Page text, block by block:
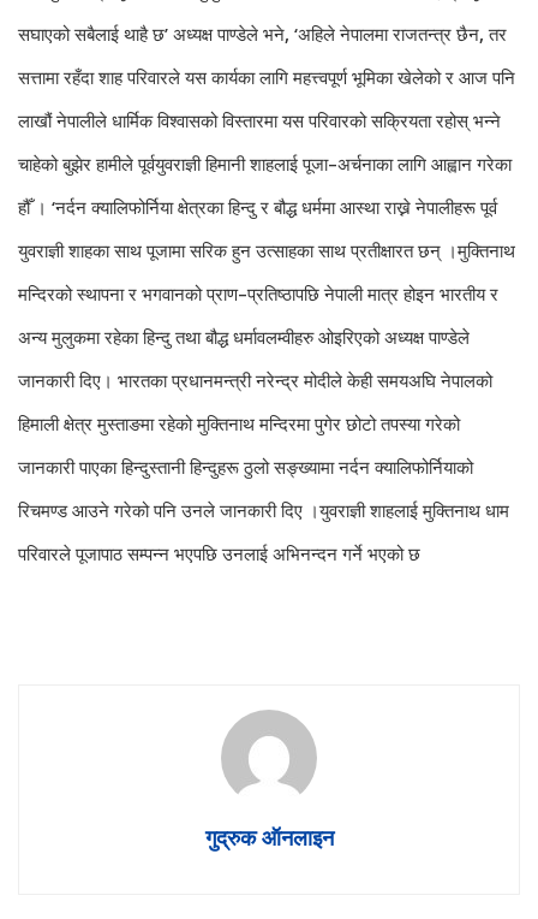
सघाएको सबैलाई थाहै छ’ अध्यक्ष पाण्डेले भने, ‘अहिले नेपालमा राजतन्त्र छैन, तर
सत्तामा रहँदा शाह परिवारले यस कार्यका लागि महत्त्वपूर्ण भूमिका खेलेको र आज पनि
लाखौं नेपालीले धार्मिक विश्वासको विस्तारमा यस परिवारको सक्रियता रहोस् भन्ने
चाहेको बुझेर हामीले पूर्वयुवराज्ञी हिमानी शाहलाई पूजा–अर्चनाका लागि आह्वान गरेका
हौँ । ‘नर्दन क्यालिफोर्निया क्षेत्रका हिन्दु र बौद्ध धर्ममा आस्था राख्ने नेपालीहरू पूर्व
युवराज्ञी शाहका साथ पूजामा सरिक हुन उत्साहका साथ प्रतीक्षारत छन् ।मुक्तिनाथ
मन्दिरको स्थापना र भगवानको प्राण–प्रतिष्ठापछि नेपाली मात्र होइन भारतीय र
अन्य मुलुकमा रहेका हिन्दु तथा बौद्ध धर्मावलम्वीहरु ओइरिएको अध्यक्ष पाण्डेले
जानकारी दिए। भारतका प्रधानमन्त्री नरेन्द्र मोदीले केही समयअघि नेपालको
हिमाली क्षेत्र मुस्ताङमा रहेको मुक्तिनाथ मन्दिरमा पुगेर छोटो तपस्या गरेको
जानकारी पाएका हिन्दुस्तानी हिन्दुहरू ठुलो सङ्ख्यामा नर्दन क्यालिफोर्नियाको
रिचमण्ड आउने गरेको पनि उनले जानकारी दिए ।युवराज्ञी शाहलाई मुक्तिनाथ धाम
परिवारले पूजापाठ सम्पन्न भएपछि उनलाई अभिनन्दन गर्ने भएको छ
गुद्रुक ऑनलाइन